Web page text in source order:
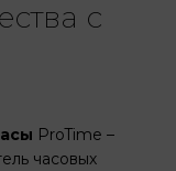
с
ProTime –
часовых